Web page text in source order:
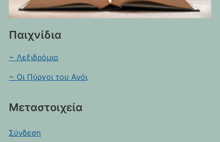
Παιχνίδια
~ Λεξιδρόμιο
~ Οι Πύργοι του Ανόι
Μεταστοιχεία
Σύνδεση